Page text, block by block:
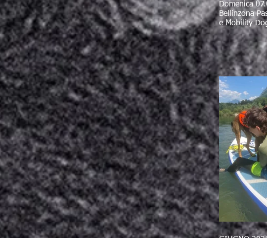
Domenica
Bellinzona
e Mobility